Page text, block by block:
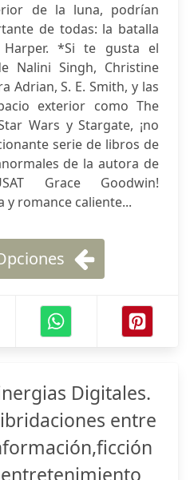
de la luna, podrían
de todas: la batalla
*Si te gusta el
Nalini Singh, Christine
Adrian, S. E. Smith, y las
exterior como The
Wars y Stargate, ¡no
serie de libros de
de la autora de
Grace Goodwin!
y romance caliente...
Digitales.
entre